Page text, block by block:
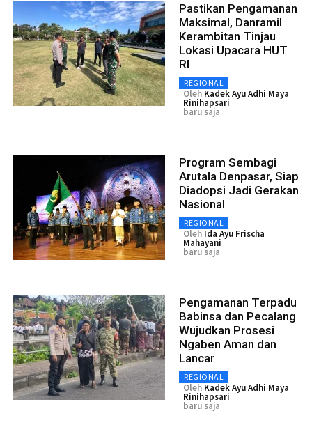
Pastikan Pengamanan
Maksimal, Danramil
Kerambitan Tinjau
Lokasi Upacara HUT
RI
REGIONAL
Oleh Kadek Ayu Adhi Maya
Rinihapsari
baru saja
Program Sembagi
Arutala Denpasar, Siap
Diadopsi Jadi Gerakan
Nasional
REGIONAL
Oleh Ida Ayu Frischa
Mahayani
baru saja
Pengamanan Terpadu
Babinsa dan Pecalang
Wujudkan Prosesi
Ngaben Aman dan
Lancar
REGIONAL
Oleh Kadek Ayu Adhi Maya
Rinihapsari
baru saja